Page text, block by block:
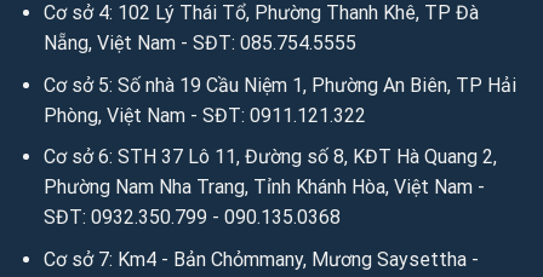
Cơ sở 4: 102 Lý Thái Tổ, Phường Thanh Khê, TP Đà
Nẵng, Việt Nam - SĐT: 085.754.5555
Cơ sở 5: Số nhà 19 Cầu Niệm 1, Phường An Biên, TP Hải
Phòng, Việt Nam - SĐT: 0911.121.322
Cơ sở 6: STH 37 Lô 11, Đường số 8, KĐT Hà Quang 2,
Phường Nam Nha Trang, Tỉnh Khánh Hòa, Việt Nam -
SĐT: 0932.350.799 - 090.135.0368
Cơ sở 7: Km4 - Bản Chỏmmany, Mương Saysettha -